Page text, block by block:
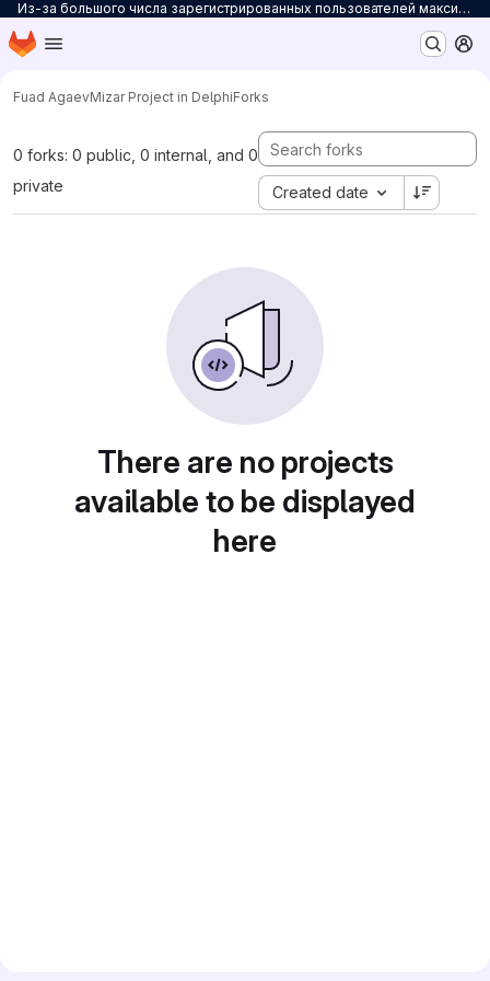
Из-за большого числа зарегистрированных пользователей максимальное количество персональных проектов ограничено до 3. Для снятия ограничений на количество проектов заполните
Skip to main content
Homepage
Fuad AgaevMizar Project in DelphiForks
0 forks: 0 public, 0 internal, and 0
private
Created date
There are no projects
available to be displayed
here